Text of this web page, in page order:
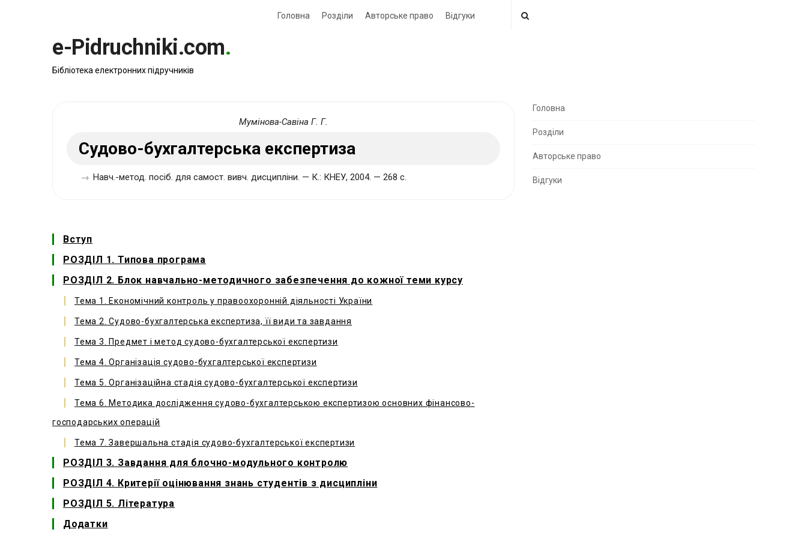
Головна Розділи Авторське право Відгуки
e-Pidruchniki.com.
Бібліотека електронних підручників
Мумінова-Савіна Г. Г.
Судово-бухгалтерська експертиза
→ Навч.-метод. посіб. для самост. вивч. дисципліни. — К.: КНЕУ, 2004. — 268 с.
Вступ
РОЗДІЛ 1. Типова програма
РОЗДІЛ 2. Блок навчально-методичного забезпечення до кожної теми курсу
Тема 1. Економічний контроль у правоохоронній діяльності України
Тема 2. Судово-бухгалтерська експертиза, її види та завдання
Тема 3. Предмет і метод судово-бухгалтерської експертизи
Тема 4. Організація судово-бухгалтерської експертизи
Тема 5. Організаційна стадія судово-бухгалтерської експертизи
Тема 6. Методика дослідження судово-бухгалтерською експертизою основних фінансово-
господарських операцій
Тема 7. Завершальна стадія судово-бухгалтерської експертизи
РОЗДІЛ 3. Завдання для блочно-модульного контролю
РОЗДІЛ 4. Критерії оцінювання знань студентів з дисципліни
РОЗДІЛ 5. Література
Додатки
S
e
S
Головна
Розділи
Авторське право
Відгуки